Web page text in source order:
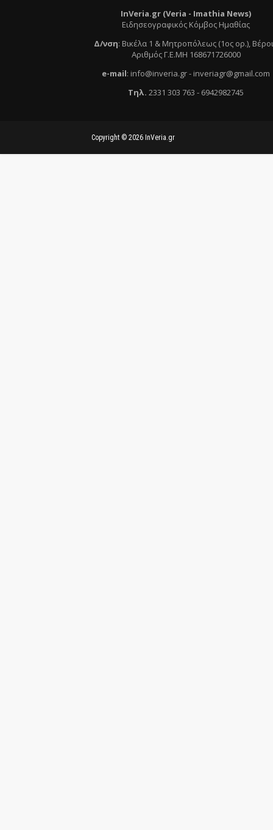
InVeria.gr (Veria - Ιmathia News)
Ειδησεογραφικός Κόμβος Ημαθίας
Δ/νση: Βικέλα 1 & Μητροπόλεως (1ος ορ.),
Αριθμός Γ.Ε.ΜΗ 168671726000
e-mail: info@inveria.gr- inveriagr@gmail.com
Τηλ. 2331 303 763 - 6942982745
Copyright © 2026 InVeria.gr